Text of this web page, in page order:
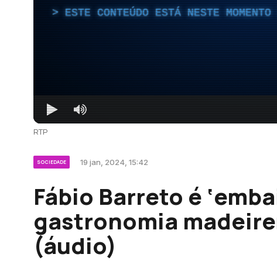
ESTE CONTEÚDO ESTÁ NESTE
RTP
SOCIEDADE 19 jan, 2024, 15:42
Fábio Barreto é
gastronomia
(áudio)